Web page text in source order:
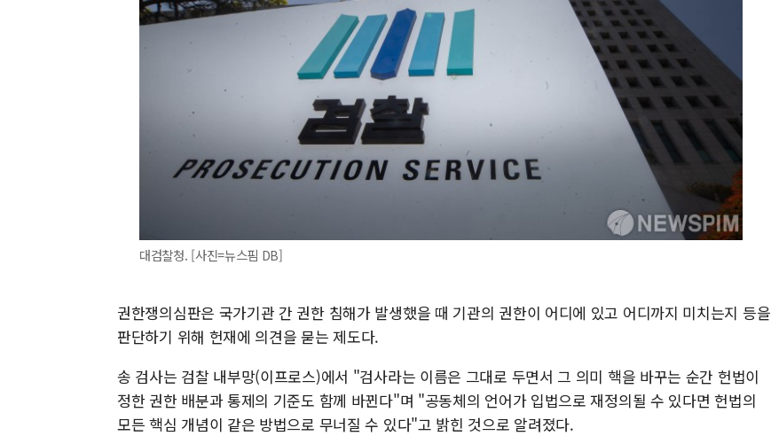
대검찰청. [사진=뉴스핌 DB]
권한쟁의심판은 국가기관 간 권한 침해가 발생했을 때 기관의 권한이 어디에 있고 어디까지 미치는지 등을
판단하기 위해 헌재에 의견을 묻는 제도다.
송 검사는 검찰 내부망(이프로스)에서 "검사라는 이름은 그대로 두면서 그 의미 핵을 바꾸는 순간 헌법이
정한 권한 배분과 통제의 기준도 함께 바뀐다"며 "공동체의 언어가 입법으로 재정의될 수 있다면 헌법의
모든 핵심 개념이 같은 방법으로 무너질 수 있다"고 밝힌 것으로 알려졌다.